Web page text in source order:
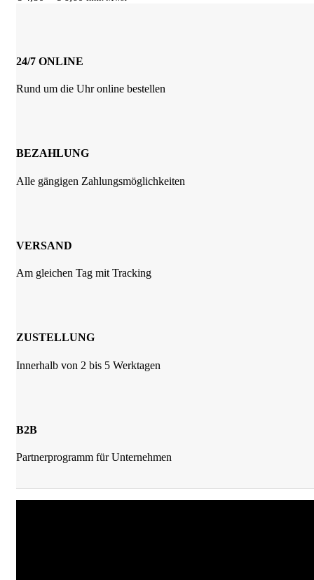
auf.
gewählt
24/7 ONLINE
Rund um die Uhr online bestellen
BEZAHLUNG
Alle gängigen Zahlungsmöglichkeiten
VERSAND
Am gleichen Tag mit Tracking
ZUSTELLUNG
Innerhalb von 2 bis 5 Werktagen
B2B
Partnerprogramm für Unternehmen